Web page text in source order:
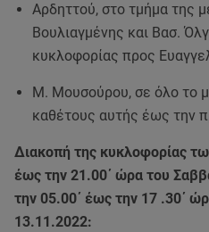
Αρδηττού, στο τμήμα της
Βουλιαγμένης και Βασ.
κυκλοφορίας προς
Μ. Μουσούρου, σε όλο το
καθέτους αυτής έως την
Διακοπή της κυκλοφορίας
έως την 21.00΄ ώρα του
την 05.00΄ έως την 17 .30΄
13.11.2022: